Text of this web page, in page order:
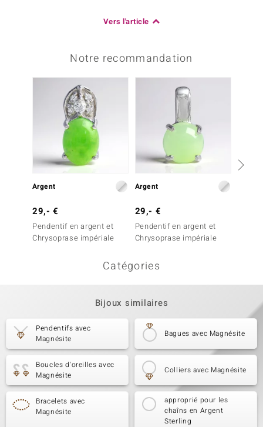
Vers l'article
Notre recommandation
Argent
29,- €
Pendentif en argent et
Chrysoprase impériale
Argent
29,- €
Pendentif en argent et
Chrysoprase impériale
Catégories
Bijoux similaires
Pendentifs avec
Magnésite
Bagues avec Magnésite
Boucles d'oreilles avec
Magnésite
Colliers avec Magnésite
Bracelets avec
Magnésite
approprié pour les
chaîns en Argent
Sterling